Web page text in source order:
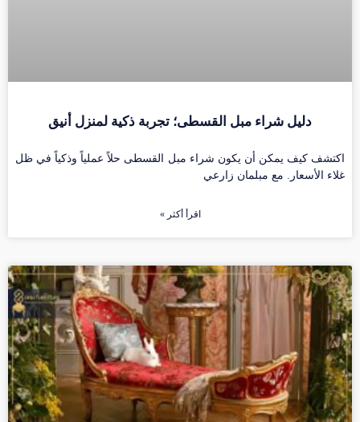
دليل شراء مبل القسطی؛ تجربة ذكية لمنزل أنيق
اكتشف كيف يمكن أن يكون شراء مبل القسطی حلاً عملياً وذكياً في ظل
غلاء الأسعار. مع مبلمان زارعي
اقرأ أكثر »